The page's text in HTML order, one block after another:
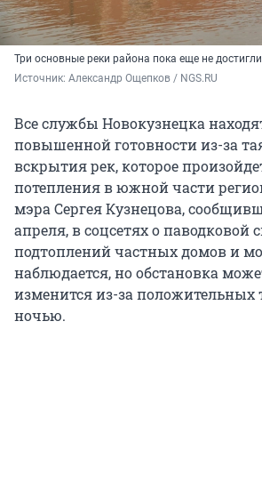
Три основные реки района пока еще не
Источник: Александр Ощепков / NGS.RU
Все службы Новокузнецка
повышенной готовности из-за
вскрытия рек, которое
потепления в южной части
мэра Сергея Кузнецова,
апреля, в соцсетях о паводковой
подтоплений частных домов и
наблюдается, но обстановка
изменится из-за положительных
ночью.